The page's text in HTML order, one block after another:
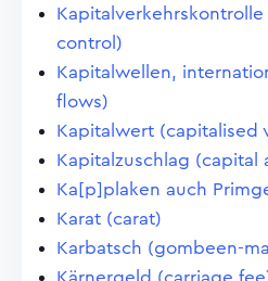
control)
Kapitalwellen,
flows)
Kapitalwert (capitalised
Kapitalzuschlag (capital
Ka[p]plaken auch
Karat (carat)
Karbatsch (gombeen-
Kärnergeld (carriage